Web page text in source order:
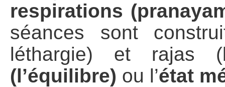
respirations
séances sont
léthargie) et rajas
(l’équilibre) ou l’état